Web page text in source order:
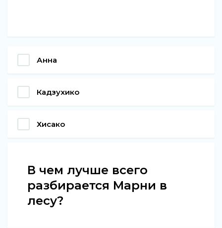
Анна
Кадзухико
Хисако
В чем лучше всего
разбирается Марни в
лесу?